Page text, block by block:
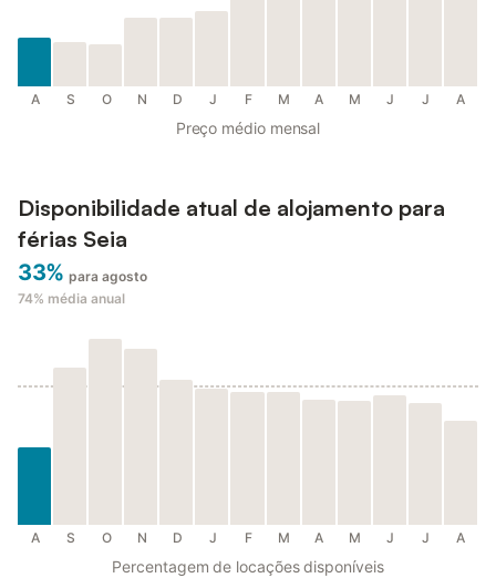
A S O N D J F M A M J J A
Preço médio mensal
Disponibilidade atual de alojamento para
férias Seia
33% para agosto
74% média anual
A S O N D J F M A M J J A
Percentagem de locações disponíveis